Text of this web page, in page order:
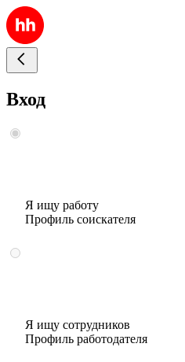
Вход
Я ищу работу
Профиль соискателя
Я ищу сотрудников
Профиль работодателя